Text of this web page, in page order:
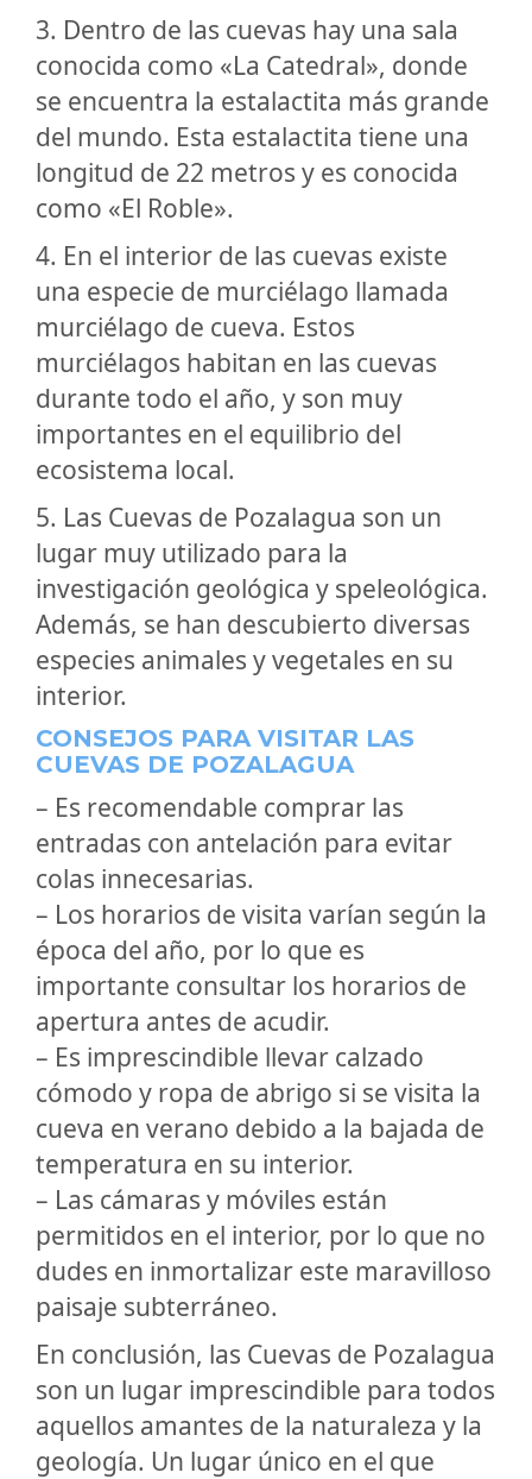
3. Dentro de las cuevas hay una sala
conocida como «La Catedral», donde
se encuentra la estalactita más grande
del mundo. Esta estalactita tiene una
longitud de 22 metros y es conocida
como «El Roble».
4. En el interior de las cuevas existe
una especie de murciélago llamada
murciélago de cueva. Estos
murciélagos habitan en las cuevas
durante todo el año, y son muy
importantes en el equilibrio del
ecosistema local.
5. Las Cuevas de Pozalagua son un
lugar muy utilizado para la
investigación geológica y speleológica.
Además, se han descubierto diversas
especies animales y vegetales en su
interior.
CONSEJOS PARA VISITAR LAS
CUEVAS DE POZALAGUA
– Es recomendable comprar las
entradas con antelación para evitar
colas innecesarias.
– Los horarios de visita varían según la
época del año, por lo que es
importante consultar los horarios de
apertura antes de acudir.
– Es imprescindible llevar calzado
cómodo y ropa de abrigo si se visita la
cueva en verano debido a la bajada de
temperatura en su interior.
– Las cámaras y móviles están
permitidos en el interior, por lo que no
dudes en inmortalizar este maravilloso
paisaje subterráneo.
En conclusión, las Cuevas de Pozalagua
son un lugar imprescindible para todos
aquellos amantes de la naturaleza y la
geología. Un lugar único en el que